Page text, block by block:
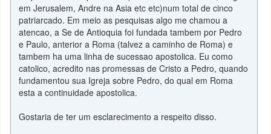
em Jerusalem, Andre na Asia etc etc)num total de cinco
patriarcado. Em meio as pesquisas algo me chamou a
atencao, a Se de Antioquia foi fundada tambem por Pedro
e Paulo, anterior a Roma (talvez a caminho de Roma) e
tambem ha uma linha de sucessao apostolica. Eu como
catolico, acredito nas promessas de Cristo a Pedro, quando
fundamentou sua Igreja sobre Pedro, do qual em Roma
esta a continuidade apostolica.
Gostaria de ter um esclarecimento a respeito disso.